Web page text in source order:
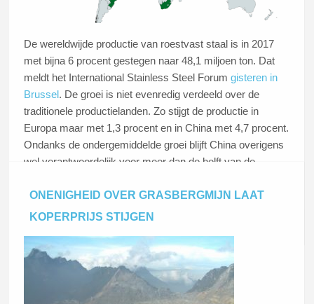
De wereldwijde productie van roestvast staal is in 2017
met bijna 6 procent gestegen naar 48,1 miljoen ton. Dat
meldt het International Stainless Steel Forumgisteren in
Brussel. De groei is niet evenredig verdeeld over de
traditionele productielanden. Zo stijgt de productie in
Europa maar met 1,3 procent en in China met 4,7 procent.
Ondanks de ondergemiddelde groei blijft China overigens
wel verantwoordelijk voor meer dan de helft van de
ONENIGHEID OVER GRASBERGMIJN LAAT
KOPERPRIJS STIJGEN